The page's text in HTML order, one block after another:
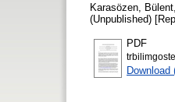
Karasözen, Bülent
(Unpublished)
PDF
Download